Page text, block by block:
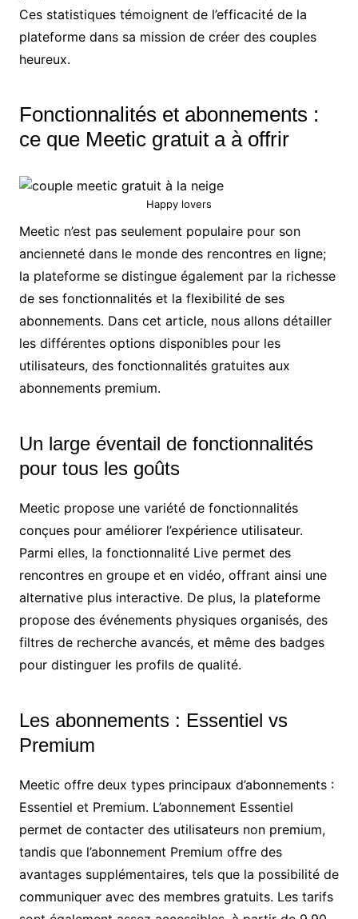
Ces statistiques témoignent de l’efficacité de la
plateforme dans sa mission de créer des couples
heureux.
Fonctionnalités et abonnements :
ce que Meetic gratuit a à offrir
Happy lovers
Meetic n’est pas seulement populaire pour son
ancienneté dans le monde des rencontres en ligne;
la plateforme se distingue également par la richesse
de ses fonctionnalités et la flexibilité de ses
abonnements. Dans cet article, nous allons détailler
les différentes options disponibles pour les
utilisateurs, des fonctionnalités gratuites aux
abonnements premium.
Un large éventail de fonctionnalités
pour tous les goûts
Meetic propose une variété de fonctionnalités
conçues pour améliorer l’expérience utilisateur.
Parmi elles, la fonctionnalité Live permet des
rencontres en groupe et en vidéo, offrant ainsi une
alternative plus interactive. De plus, la plateforme
propose des événements physiques organisés, des
filtres de recherche avancés, et même des badges
pour distinguer les profils de qualité.
Les abonnements : Essentiel vs
Premium
Meetic offre deux types principaux d’abonnements :
Essentiel et Premium. L’abonnement Essentiel
permet de contacter des utilisateurs non premium,
tandis que l’abonnement Premium offre des
avantages supplémentaires, tels que la possibilité de
communiquer avec des membres gratuits. Les tarifs